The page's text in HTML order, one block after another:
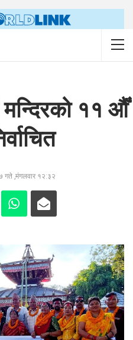
मन्दिरको ११ औँ
गते ,मंगलवार १२:३२